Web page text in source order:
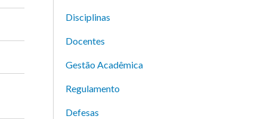
Disciplinas
Docentes
Gestão Acadêmica
Regulamento
Defesas